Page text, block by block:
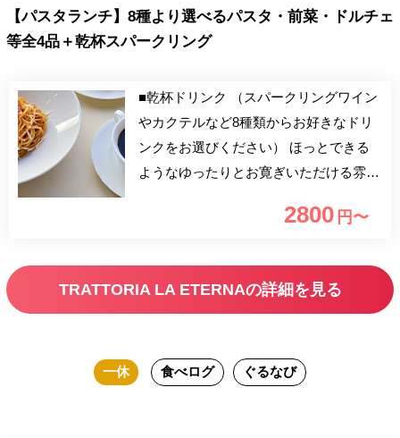
【パスタランチ】8種より選べるパスタ・前菜・ドルチェ
等全4品＋乾杯スパークリング
■乾杯ドリンク （スパークリングワイン
やカクテルなど8種類からお好きなドリ
ンクをお選びください） ほっとできる
ようなゆったりとお寛ぎいただける雰囲
は、季節に合わせ、こだわりぬいた食材
ンチをお過ごしください。
2800 円〜
TRATTORIA LA ETERNAの詳細を見る
一休 食べログ ぐるなび